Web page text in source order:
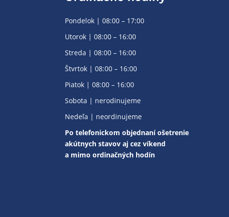
Pondelok | 08:00 – 17:00
Utorok | 08:00 – 16:00
Streda | 08:00 – 16:00
Štvrtok | 08:00 – 16:00
Piatok | 08:00 – 16:00
Sobota | nerodinujeme
Nedeľa | neordinujeme
Po telefonickom objednaní ošetrenie
akútnych stavov aj cez víkend
a mimo ordinačných hodín